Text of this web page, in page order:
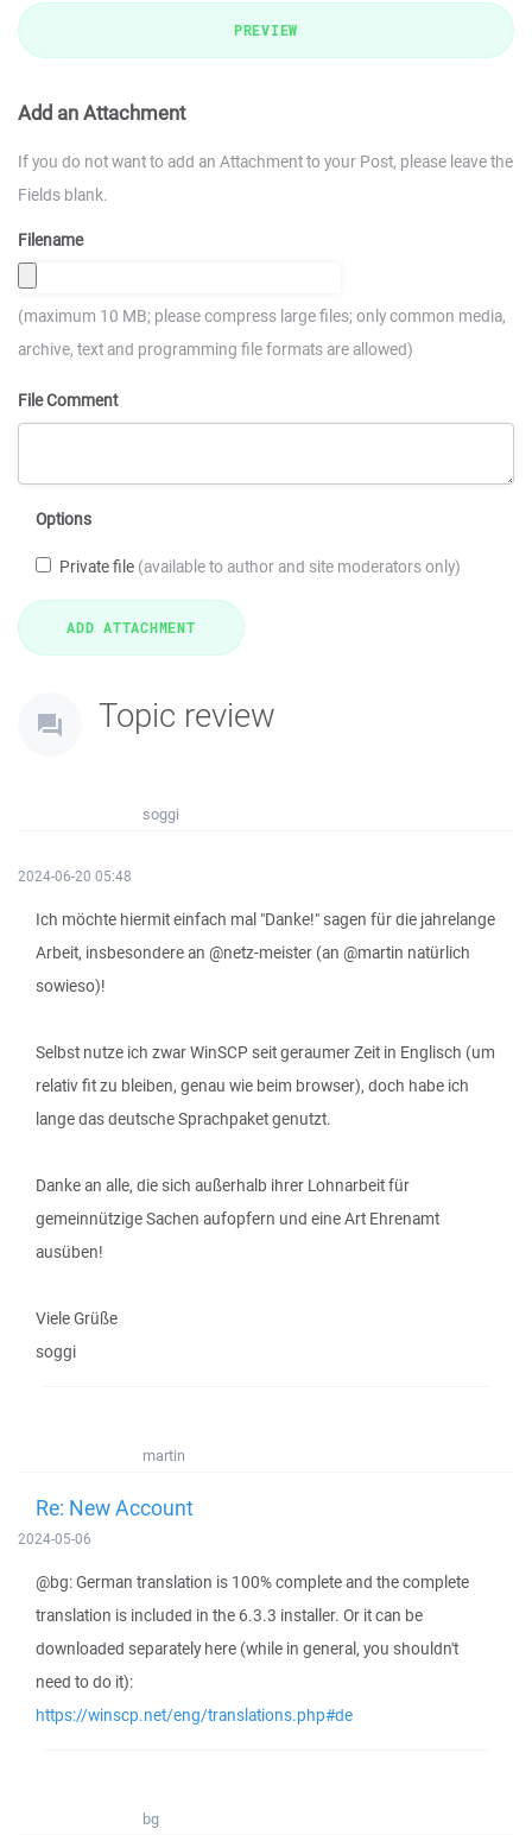
PREVIEW
Add an Attachment
If you do not want to add an Attachment to your Post, please leave the
Fields blank.
Filename
(maximum 10 MB; please compress large files; only common media,
archive, text and programming file formats are allowed)
File Comment
Options
Private file (available to author and site moderators only)
Topic review
soggi
2024-06-20 05:48
Ich möchte hiermit einfach mal "Danke!" sagen für die jahrelange
Arbeit, insbesondere an @netz-meister (an @martin natürlich
sowieso)!
Selbst nutze ich zwar WinSCP seit geraumer Zeit in Englisch (um
relativ fit zu bleiben, genau wie beim browser), doch habe ich
lange das deutsche Sprachpaket genutzt.
Danke an alle, die sich außerhalb ihrer Lohnarbeit für
gemeinnützige Sachen aufopfern und eine Art Ehrenamt
ausüben!
Viele Grüße
soggi
martin
Re: New Account
2024-05-06
@bg: German translation is 100% complete and the complete
translation is included in the 6.3.3 installer. Or it can be
downloaded separately here (while in general, you shouldn't
need to do it):
https://winscp.net/eng/translations.php#de
bg